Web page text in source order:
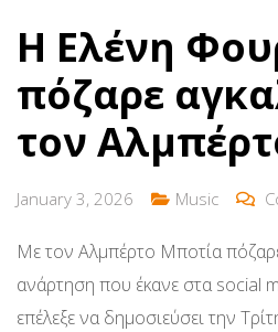
Η Ελένη
πόζαρε
τον
January 3, 2026 Music
Με τον Αλμπέρτο Μποτία
ανάρτηση που έκανε στα social
επέλεξε να δημοσιεύσει την